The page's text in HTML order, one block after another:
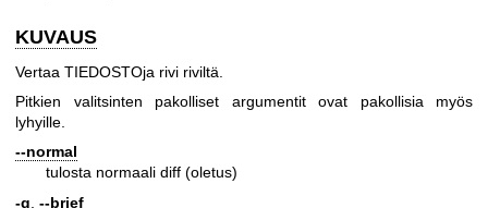
KUVAUS
Vertaa TIEDOSTOja rivi riviltä.
Pitkien valitsinten pakolliset argumentit ovat pakollisia myös
lyhyille.
--normal
tulosta normaali diff (oletus)
-q --brief